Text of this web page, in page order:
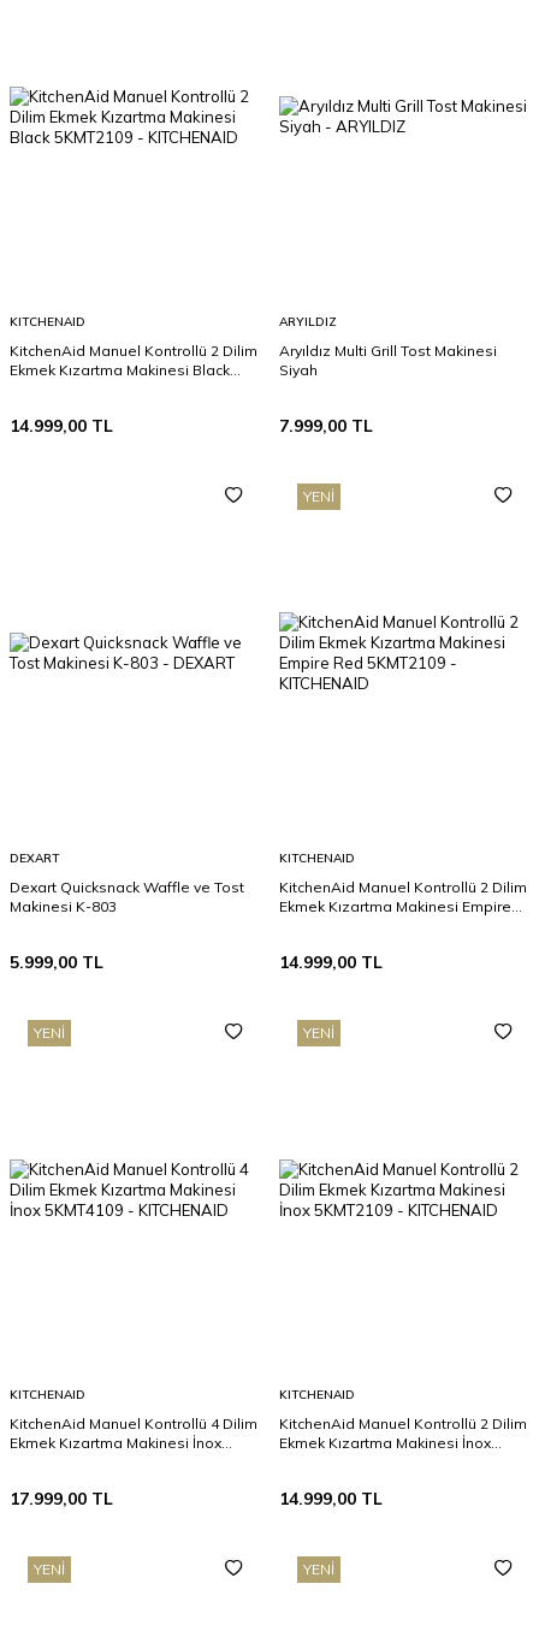
KITCHENAID
KitchenAid Manuel Kontrollü 2 Dilim
Ekmek Kızartma Makinesi Black
14.999,00 TL
ARYILDIZ
Aryıldız Multi Grill Tost Makinesi
Siyah
7.999,00 TL
DEXART
Dexart Quicksnack Waffle ve Tost
Makinesi K-803
5.999,00 TL
YENI
KITCHENAID
KitchenAid Manuel Kontrollü 2 Dilim
Ekmek Kızartma Makinesi Empire
14.999,00 TL
YENI
KITCHENAID
KitchenAid Manuel Kontrollü 4 Dilim
Ekmek Kızartma Makinesi İnox
17.999,00 TL
YENI
KITCHENAID
KitchenAid Manuel Kontrollü 2 Dilim
Ekmek Kızartma Makinesi İnox
14.999,00 TL
YENI YENI